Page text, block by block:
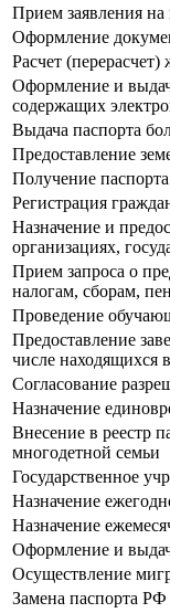
Прием заявления
Оформление
Расчет
Оформление и
содержащих
Выдача паспорта
Предоставление
Получение
Регистрация
Назначение и
организациях,
Прием запроса о
налогам, сборам,
Проведение
Предоставление
числе находящихся
Согласование
Назначение
Внесение в реестр
многодетной семьи
Государственное
Назначение
Назначение
Оформление и
Осуществление
Замена паспорта